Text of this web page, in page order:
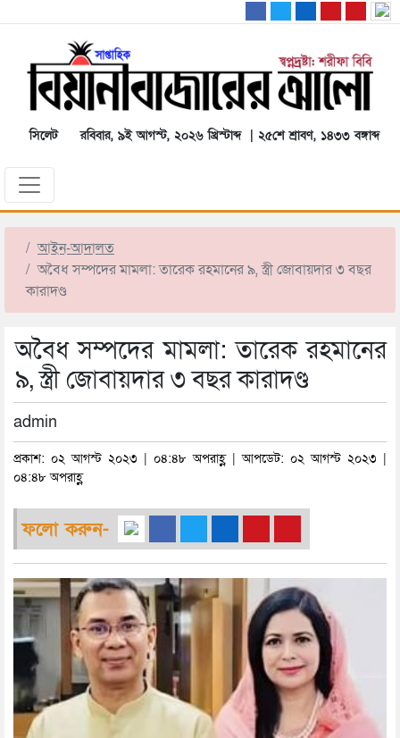
সিলেট রবিবার, ৯ই আগস্ট, ২০২৬ খ্রিস্টাব্দ | ২৫শে শ্রাবণ, ১৪৩৩ বঙ্গাব্দ
আইন-আদালত
অবৈধ সম্পদের মামলা: তারেক রহমানের ৯, স্ত্রী জোবায়দার ৩ বছর
কারাদণ্ড
অবৈধ সম্পদের মামলা: তারেক রহমানের
৯, স্ত্রী জোবায়দার ৩ বছর কারাদণ্ড
admin
প্রকাশ: ০২ আগস্ট ২০২৩ | ০৪:৪৮ অপরাহ্ণ | আপডেট: ০২ আগস্ট ২০২৩ |
০৪:৪৮ অপরাহ্ণ
ফলো করুন-